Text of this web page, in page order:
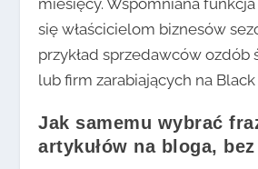
się właścicielom biznesów
przykład sprzedawców ozdób
lub firm zarabiających na Black
Jak samemu wybrać
artykułów na bloga,